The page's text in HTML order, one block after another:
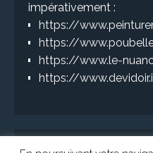
impérativement :
https://
https://
https://www.le-
https://